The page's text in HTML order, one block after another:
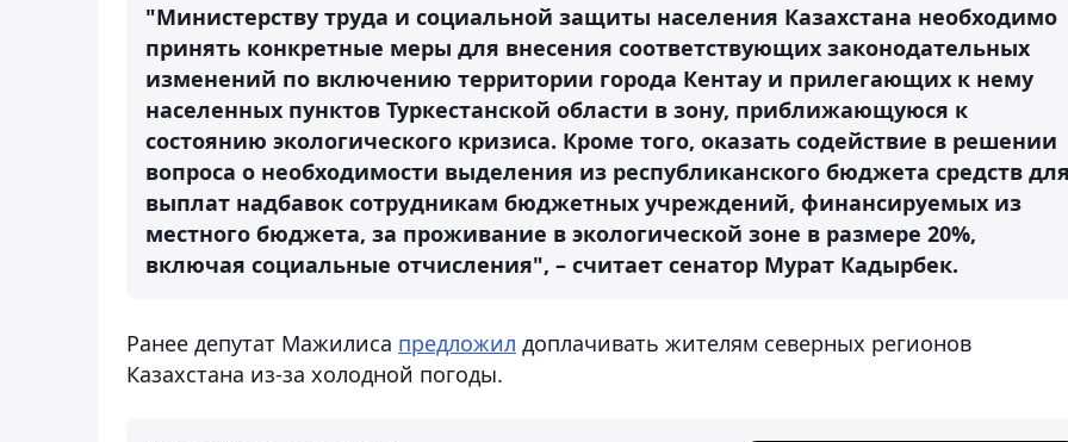
"Министерству труда и социальной защиты населения Казахстана необходимо
принять конкретные меры для внесения соответствующих законодательных
изменений по включению территории города Кентау и прилегающих к нему
населенных пунктов Туркестанской области в зону, приближающуюся к
состоянию экологического кризиса. Кроме того, оказать содействие в решении
вопроса о необходимости выделения из республиканского бюджета средств
выплат надбавок сотрудникам бюджетных учреждений, финансируемых из
местного бюджета, за проживание в экологической зоне в размере 20%,
включая социальные отчисления", – считает сенатор Мурат Кадырбек.
Ранее депутат Мажилиса предложил доплачивать жителям северных регионов
Казахстана из-за холодной погоды.